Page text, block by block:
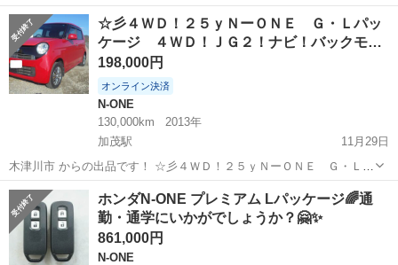
名： ホンダ ■ 車種名： Ｎ－ＯＮＥ ■ グレード名： Ｇ・Ｌパ
ッケージ タイミングチェーン スマートキー プッシュスタート
ベンチシート...
大阪 大阪狭山市
☆彡４ＷＤ！２５ｙＮーＯＮＥ Ｇ・Ｌパッ
ケージ ４ＷＤ！ＪＧ２！ナビ！バックモ…
198,000円
オンライン決済
N-ONE
130,000km
2013年
加茂駅
11月29日
木津川市 からの出品です！ ☆彡４ＷＤ！２５ｙＮーＯＮＥ Ｇ・Ｌパ
ッケージ ４ＷＤ！ＪＧ２！ナビ！バックモニタ！ＥＴＣ！実検令和
１０年１月！ エアコンが寒いほど良く効き、全く問題無く快調です！
５０キロ程度テスト走行しま...
京都 木津川市 加茂駅 N-ONE
ホンダN-ONE プレミアム Lパッケージ🌈通
勤・通学にいかがでしょうか？🤗✨
861,000円
N-ONE